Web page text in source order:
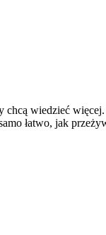
wiedzieć
łatwo, jak